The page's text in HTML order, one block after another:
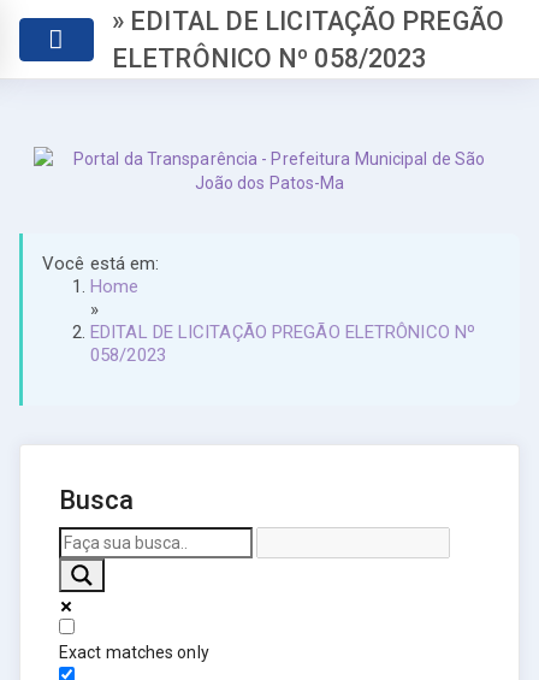
» EDITAL DE LICITAÇÃO PREGÃO
ELETRÔNICO Nº 058/2023
Você está em:
Home
»
EDITAL DE LICITAÇÃO PREGÃO ELETRÔNICO Nº
058/2023
Busca
Exact matches only